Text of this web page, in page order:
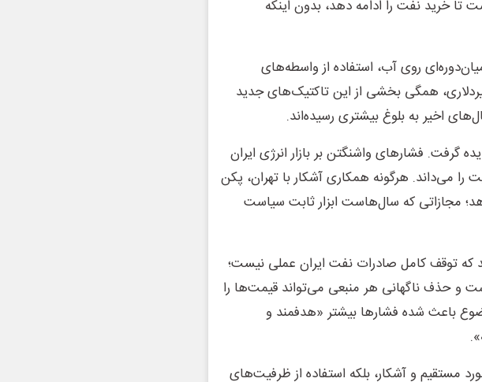
خرید نفت را ادامه دهد، بدون اینکه
روی آب، استفاده از واسطه‌های
همگی بخشی از این تاکتیک‌های جدید
اخیر به بلوغ بیشتری رسیده‌اند.
گرفت. فشارهای واشنگتن بر بازار انرژی ایران
می‌داند. هرگونه همکاری آشکار با تهران، پکن
مجازاتی که سال‌هاست ابزار ثابت سیاست
که توقف کامل صادرات نفت ایران عملی نیست؛
و حذف ناگهانی هر منبعی می‌تواند قیمت‌ها را
باعث شده فشارها بیشتر «هدفمند و
مستقیم و آشکار، بلکه استفاده از ظرفیت‌های